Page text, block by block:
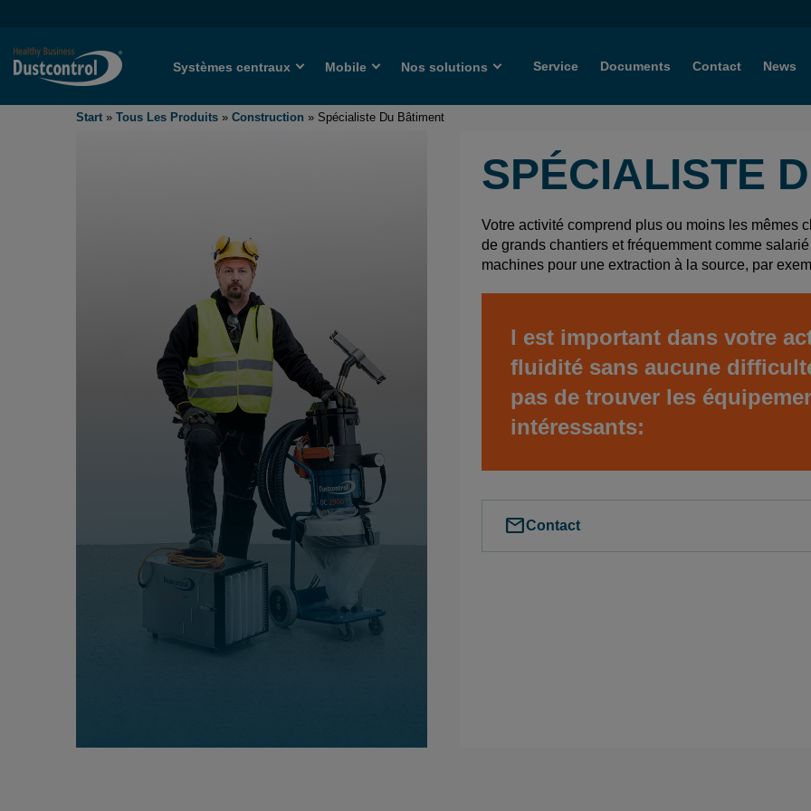
Systèmes centraux Mobile Nos solutions Service Documents Contact News
Start » Tous Les Produits » Construction » Spécialiste Du Bâtiment
SPÉCIALISTE
Votre activité comprend plus ou moins les mêmes
de grands chantiers et fréquemment comme
machines pour une extraction à la source, par
l est important dans votre
fluidité sans aucune
pas de trouver les
intéressants:
mailContact